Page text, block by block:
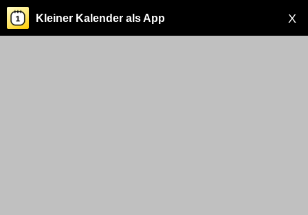
X
Kleiner Kalender als App